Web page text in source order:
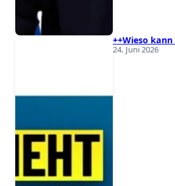
++Wieso kann
24. Juni 2026